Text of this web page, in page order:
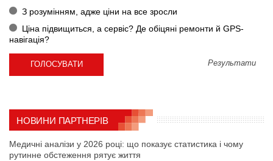
З розумінням, адже ціни на все зросли
Ціна підвищиться, а сервіс? Де обіцяні ремонти й GPS-
навігація?
Результати
НОВИНИ ПАРТНЕРІВ
Медичні аналізи у 2026 році: що показує статистика і чому
рутинне обстеження рятує життя